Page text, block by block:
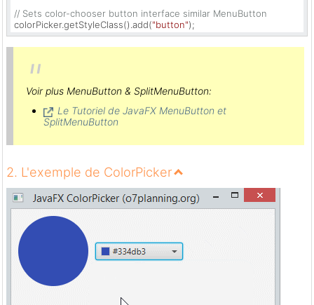
// Sets color-chooser button interface similar MenuButton
colorPicker.getStyleClass().add("button");
Voir plus MenuButton & SplitMenuButton:
Le Tutoriel de JavaFX MenuButton et
SplitMenuButton
2. L'exemple de ColorPicker